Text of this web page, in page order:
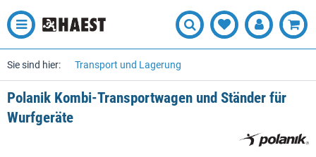
Sie sind hier: Transport und Lagerung
Polanik Kombi-Transportwagen und Ständer für
Wurfgeräte